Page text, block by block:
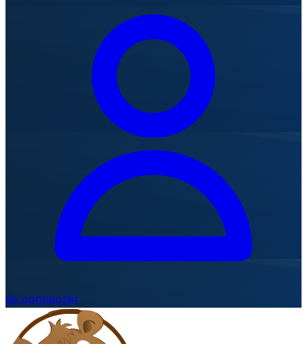
Se connecter